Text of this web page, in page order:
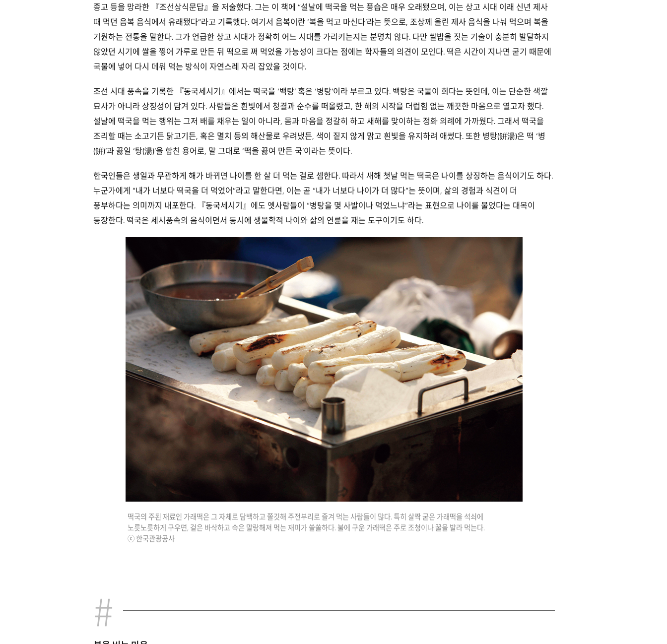
종교 등을 망라한 『조선상식문답』을 저술했다. 그는 이 책에 “설날에 떡국을 먹는 풍습은 매우 오래됐으며, 이는 상고 시대 이래 신년 제사
때 먹던 음복 음식에서 유래됐다”라고 기록했다. 여기서 음복이란 ‘복을 먹고 마신다’라는 뜻으로, 조상께 올린 제사 음식을 나눠 먹으며 복을
기원하는 전통을 말한다. 그가 언급한 상고 시대가 정확히 어느 시대를 가리키는지는 분명치 않다. 다만 쌀밥을 짓는 기술이 충분히 발달하지
않았던 시기에 쌀을 찧어 가루로 만든 뒤 떡으로 쪄 먹었을 가능성이 크다는 점에는 학자들의 의견이 모인다. 떡은 시간이 지나면 굳기 때문에
국물에 넣어 다시 데워 먹는 방식이 자연스레 자리 잡았을 것이다.
조선 시대 풍속을 기록한 『동국세시기』에서는 떡국을 ‘백탕’ 혹은 ‘병탕’이라 부르고 있다. 백탕은 국물이 희다는 뜻인데, 이는 단순한 색깔
묘사가 아니라 상징성이 담겨 있다. 사람들은 흰빛에서 청결과 순수를 떠올렸고, 한 해의 시작을 더럽힘 없는 깨끗한 마음으로 열고자 했다.
설날에 떡국을 먹는 행위는 그저 배를 채우는 일이 아니라, 몸과 마음을 정갈히 하고 새해를 맞이하는 정화 의례에 가까웠다. 그래서 떡국을
조리할 때는 소고기든 닭고기든, 혹은 멸치 등의 해산물로 우려냈든, 색이 짙지 않게 맑고 흰빛을 유지하려 애썼다. 또한 병탕(餠湯)은 떡 ‘병
(餠)’과 끓일 ‘탕(湯)’을 합친 용어로, 말 그대로 ‘떡을 끓여 만든 국’이라는 뜻이다.
한국인들은 생일과 무관하게 해가 바뀌면 나이를 한 살 더 먹는 걸로 셈한다. 따라서 새해 첫날 먹는 떡국은 나이를 상징하는 음식이기도 하다.
누군가에게 “내가 너보다 떡국을 더 먹었어”라고 말한다면, 이는 곧 “내가 너보다 나이가 더 많다”는 뜻이며, 삶의 경험과 식견이 더
풍부하다는 의미까지 내포한다. 『동국세시기』에도 옛사람들이 “병탕을 몇 사발이나 먹었느냐”라는 표현으로 나이를 물었다는 대목이
등장한다. 떡국은 세시풍속의 음식이면서 동시에 생물학적 나이와 삶의 연륜을 재는 도구이기도 하다.
떡국의 주된 재료인 가래떡은 그 자체로 담백하고 쫄깃해 주전부리로 즐겨 먹는 사람들이 많다. 특히 살짝 굳은 가래떡을 석쇠에
노릇노릇하게 구우면, 겉은 바삭하고 속은 말랑해져 먹는 재미가 쏠쏠하다. 불에 구운 가래떡은 주로 조청이나 꿀을 발라 먹는다.
ⓒ 한국관광공사